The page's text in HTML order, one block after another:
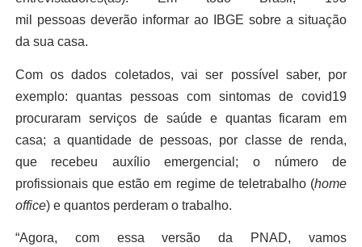
mil pessoasdeverão informarao IBGEsobre a situação
da sua casa.
Com os dados coletados, vai ser possível saber, por
exemplo: quantas pessoas com sintomas de covid19
procuraram serviços de saúde e quantas ficaram em
casa; a quantidade de pessoas, por classe de renda,
que
recebeu auxílio emergencial;o número de
profissionais que estão em regime de teletrabalho (home
office)e quantos perderam o trabalho.
“Agora, com essa versão da PNAD, vamos